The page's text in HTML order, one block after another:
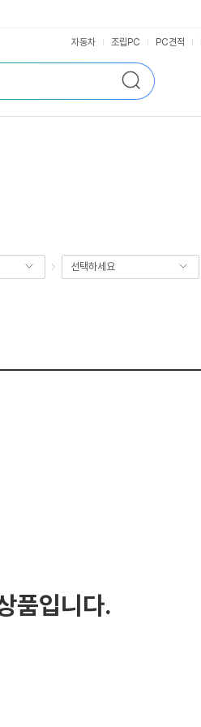
검
색
자동차 조립PC PC견적
선택하세요
품입니다.